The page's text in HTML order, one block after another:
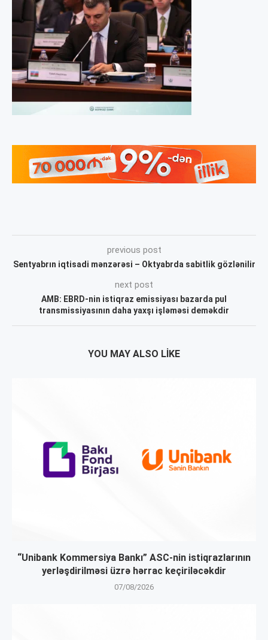
previous post
Sentyabrın iqtisadi mənzərəsi – Oktyabrda sabitlik gözlənilir
next post
AMB: EBRD-nin istiqraz emissiyası bazarda pul
transmissiyasının daha yaxşı işləməsi deməkdir
YOU MAY ALSO LIKE
“Unibank Kommersiya Bankı” ASC-nin istiqrazlarının
yerləşdirilməsi üzrə hərrac keçiriləcəkdir
07/08/2026